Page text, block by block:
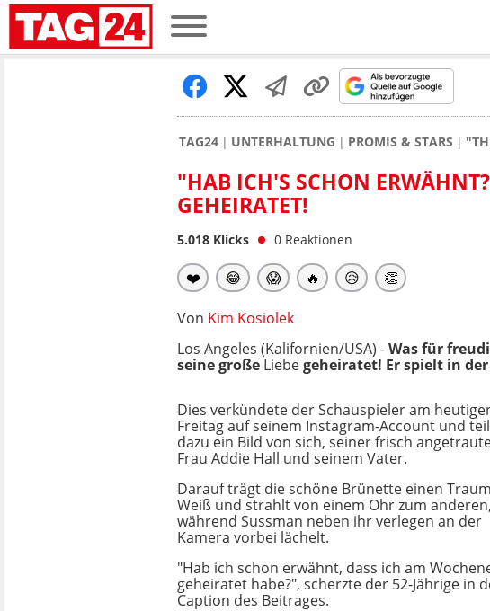
TAG24 UNTERHALTUNG PROMIS & STARS
"HAB ICH'S SCHON
GEHEIRATET!
5.018 Klicks 0 Reaktionen
❤️ 😂 😱 🔥 😥 👏
Von Kim Kosiolek
Los Angeles (Kalifornien/USA) -Was für
seine große Liebegeheiratet! Er spielt in
Dies verkündete der Schauspieler am
Freitag auf seinem Instagram-Account und
dazu ein Bild von sich, seiner frisch
Frau Addie Hall und seinem Vater.
Darauf trägt die schöne Brünette einen
Weiß und strahlt von einem Ohr zum anderen,
während Sussman neben ihr verlegen an der
Kamera vorbei lächelt.
"Hab ich schon erwähnt, dass ich am
geheiratet habe?", scherzte der 52-Jährige in
Caption des Beitrages.